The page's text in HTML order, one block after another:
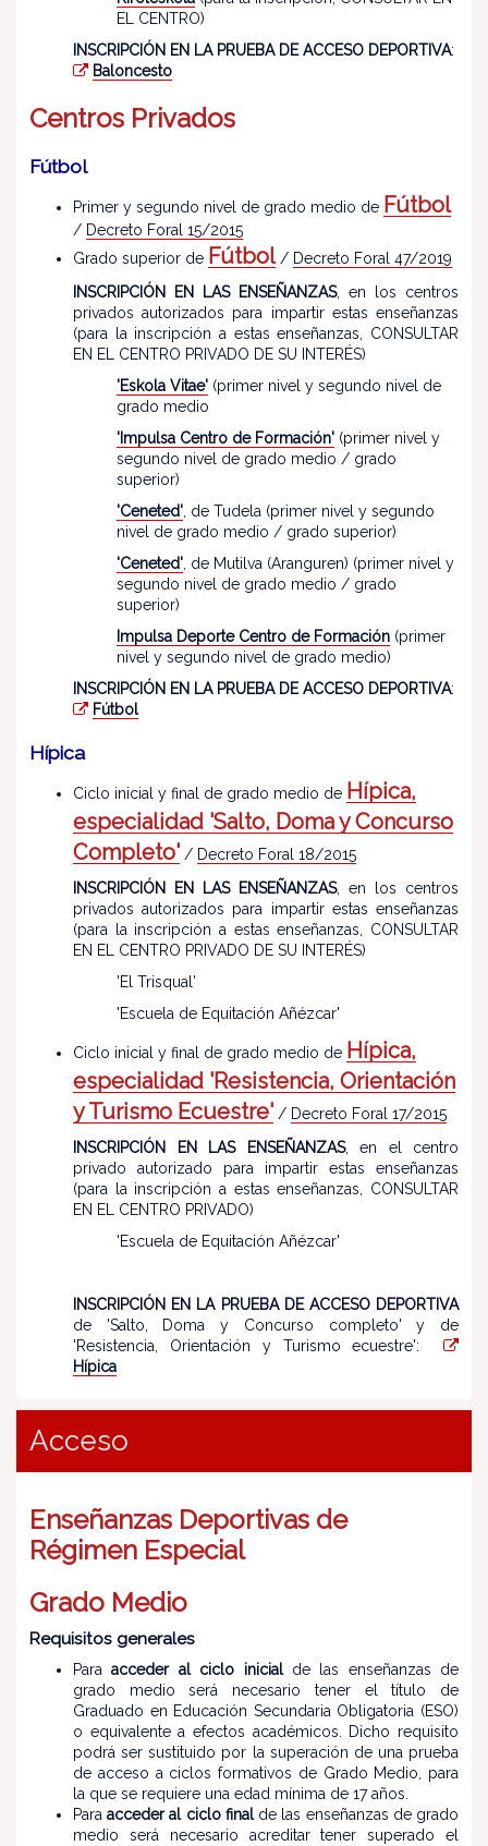
EL CENTRO)
INSCRIPCIÓN EN LA PRUEBA DE ACCESO DEPORTIVA:
Baloncesto
Centros Privados
Fútbol
Primer y segundo nivel de grado medio de Fútbol
/ Decreto Foral 15/2015
Grado superior de Fútbol/ Decreto Foral 47/2019
INSCRIPCIÓN EN LAS ENSEÑANZAS, en los centros
privados autorizados para impartir estas enseñanzas
(para la inscripción a estas enseñanzas, CONSULTAR
EN EL CENTRO PRIVADO DE SU INTERÉS)
'Eskola Vitae' (primer nivel y segundo nivel de
grado medio
'Impulsa Centro de Formación' (primer nivel y
segundo nivel de grado medio / grado
superior)
'Ceneted' , de Tudela (primer nivel y segundo
nivel de grado medio / grado superior)
'Ceneted' , de Mutilva (Aranguren) (primer nivel y
segundo nivel de grado medio / grado
superior)
Impulsa Deporte Centro de Formación (primer
nivel y segundo nivel de grado medio)
INSCRIPCIÓN EN LA PRUEBA DE ACCESO DEPORTIVA:
Fútbol
Hípica
Ciclo inicial y final de grado medio de Hípica,
especialidad 'Salto, Doma y Concurso
Completo' / Decreto Foral 18/2015
INSCRIPCIÓN EN LAS ENSEÑANZAS, en los centros
privados autorizados para impartir estas enseñanzas
(para la inscripción a estas enseñanzas, CONSULTAR
EN EL CENTRO PRIVADO DE SU INTERÉS)
'El Trisqual'
'Escuela de Equitación Añézcar'
Ciclo inicial y final de grado medio de Hípica,
especialidad 'Resistencia, Orientación
y Turismo Ecuestre' / Decreto Foral 17/2015
INSCRIPCIÓN EN LAS ENSEÑANZAS, en el centro
privado autorizado para impartir estas enseñanzas
(para la inscripción a estas enseñanzas, CONSULTAR
EN EL CENTRO PRIVADO)
'Escuela de Equitación Añézcar'
INSCRIPCIÓN EN LA PRUEBA DE ACCESO DEPORTIVA
de 'Salto, Doma y Concurso completo' y de
'Resistencia, Orientación y Turismo ecuestre':
Hípica
Acceso
Enseñanzas Deportivas de
Régimen Especial
Grado Medio
Requisitos generales
Paraacceder al ciclo inicialde las enseñanzas de
grado medio será necesario tener el título de
Graduado en Educación Secundaria Obligatoria (ESO)
o equivalente a efectos académicos. Dicho requisito
podrá ser sustituido por la superación de una prueba
de acceso a ciclos formativos de Grado Medio, para
la que se requiere una edad mínima de 17 años.
Para acceder al ciclo finalde las enseñanzas de grado
medio será necesario acreditar tener superado el